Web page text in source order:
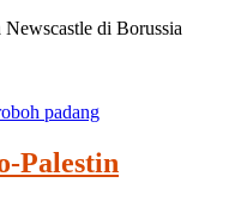
di Borussia
Palestin